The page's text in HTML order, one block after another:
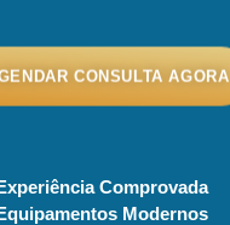
CONSULTA AGORA
Comprovada
Modernos